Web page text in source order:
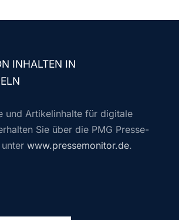
INHALTEN IN
und Artikelinhalte für digitale
Sie über die PMG Presse-
www.pressemonitor.de.